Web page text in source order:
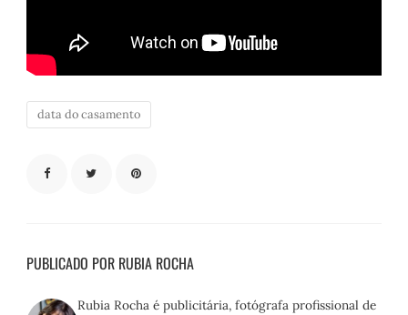
data do casamento
PUBLICADO POR RUBIA ROCHA
Rubia Rocha é publicitária, fotógrafa profissional de